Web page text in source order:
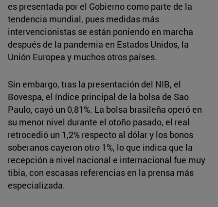
es presentada por el Gobierno como parte de la
tendencia mundial, pues medidas más
intervencionistas se están poniendo en marcha
después de la pandemia en Estados Unidos, la
Unión Europea y muchos otros países.
Sin embargo, tras la presentación del NIB, el
Bovespa, el índice principal de la bolsa de Sao
Paulo, cayó un 0,81%. La bolsa brasileña operó en
su menor nivel durante el otoño pasado, el real
retrocedió un 1,2% respecto al dólar y los bonos
soberanos cayeron otro 1%, lo que indica que la
recepción a nivel nacional e internacional fue muy
tibia, con escasas referencias en la prensa más
especializada.